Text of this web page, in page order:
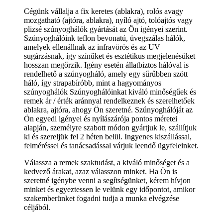
Cégünk vállalja a fix keretes (ablakra), rolós avagy
mozgatható (ajtóra, ablakra), nyíló ajtó, tolóajtós vagy
plizsé szúnyoghálók gyártását az Ön igényei szerint.
Szúnyoghálóink teflon bevonatú, üvegszálas hálók,
amelyek ellenállnak az infravörös és az UV
sugárzásnak, így színűket és esztétikus megjelenésüket
hosszan megőrzik. Igény esetén állatbiztos hálóval is
rendelhető a szúnyogháló, amely egy sűrűbben szött
háló, így strapabíróbb, mint a hagyományos
szúnyoghálók Szúnyoghálóinkat kiváló minőségűek és
remek ár / érték aránnyal rendelkeznek és szerelhetőek
ablakra, ajtóra, ahogy Ön szeretné. Szúnyoghálóját az
Ön egyedi igényei és nyílászárója pontos méretei
alapján, személyre szabott módon gyártjuk le, szállítjuk
ki és szereljük fel 2 héten belül. Ingyenes kiszállással,
felméréssel és tanácsadással várjuk leendő ügyfeleinket.
Válassza a remek szaktudást, a kiváló minőséget és a
kedvező árakat, azaz válasszon minket. Ha Ön is
szeretné igénybe venni a segítségünket, kérem hívjon
minket és egyeztessen le velünk egy időpontot, amikor
szakemberünket fogadni tudja a munka elvégzése
céljából.